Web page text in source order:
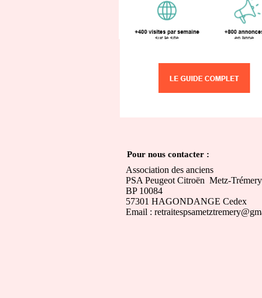
Pour nous contacter :
Association des anciens
PSA Peugeot Citroën Metz-Trémery
BP 10084
57301 HAGONDANGE Cedex
Email :